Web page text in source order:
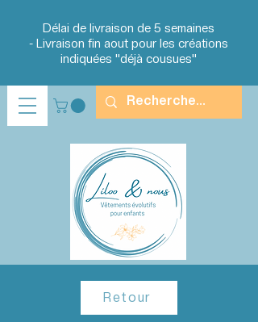
Délai de livraison de 5 semaines
-Livraison fin aout pour les créations
indiquées "déjà cousues"
Retour